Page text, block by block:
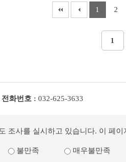
1 2
전화번호 : 032-625-3633
조사를 실시하고 있습니다. 이 페
불만족 매우불만족